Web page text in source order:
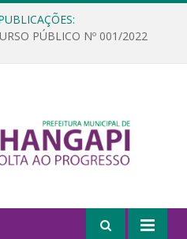
PÚBLICO Nº 001/2022